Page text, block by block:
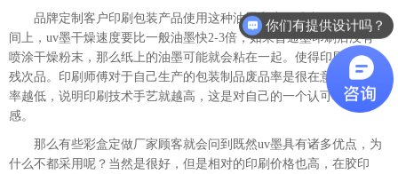
品牌定制客户印刷包装产品使用这种油墨字迹更清晰，在干燥时
间上，uv墨干燥速度要比一般油墨快2-3倍，如果普通墨印刷后没有
喷涂干燥粉末，那么纸上的油墨可能就会粘在一起。使得印刷品成为
残次品。印刷师傅对于自己生产的包装制品废品率是很在意的。废品
率越低，说明印刷技术手艺就越高，这是对自己的一个认可和成就
感。
那么有些彩盒定做厂家 顾客就会问到既然uv墨具有诸多优点，为
什么不都采用呢？当然是很好，但是相对的印刷价格也高，在胶印
你们有提供设计吗？